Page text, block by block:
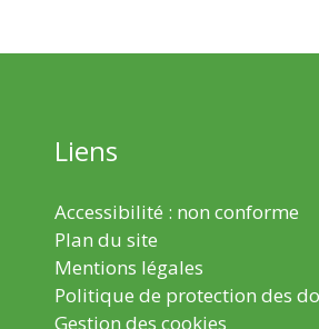
Liens
Accessibilité : non conforme
Plan du site
Mentions légales
Politique de protection des
Gestion des cookies